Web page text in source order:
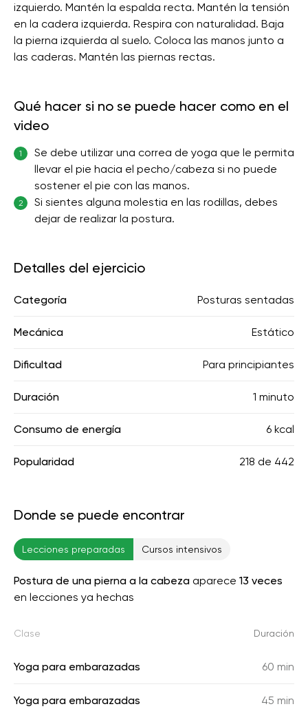
izquierdo. Mantén la espalda recta. Mantén la tensión
en la cadera izquierda. Respira con naturalidad. Baja
la pierna izquierda al suelo. Coloca las manos junto a
las caderas. Mantén las piernas rectas.
Qué hacer si no se puede hacer como en el
video
1
Se debe utilizar una correa de yoga que le permita
llevar el pie hacia el pecho/cabeza si no puede
sostener el pie con las manos.
2
Si sientes alguna molestia en las rodillas, debes
dejar de realizar la postura.
Detalles del ejercicio
Categoría Posturas sentadas
Mecánica Estático
Dificultad Para principiantes
Duración 1 minuto
Consumo de energía 6 kcal
Popularidad 218 de 442
Donde se puede encontrar
Lecciones preparadas Cursos intensivos
Postura de una pierna a la cabeza aparece 13 veces
en lecciones ya hechas
Clase Duración
Yoga para embarazadas 60 min
Yoga para embarazadas 45 min